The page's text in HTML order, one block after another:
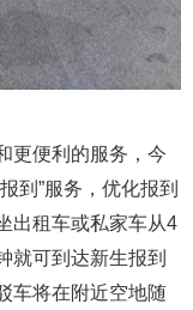
便利的服务，今
到”服务，优化报到
出租车或私家车从4
就可到达新生报到
车将在附近空地随